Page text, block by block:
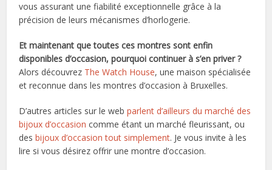
vous assurant une fiabilité exceptionnelle grâce à la
précision de leurs mécanismes d’horlogerie.
Et maintenant que toutes ces montres sont enfin
disponibles d’occasion, pourquoi continuer à s’en priver ?
Alors découvrez The Watch House, une maison spécialisée
et reconnue dans les montres d’occasion à Bruxelles.
D’autres articles sur le webparlent d’ailleurs du marché des
bijoux d’occasion comme étant un marché fleurissant, ou
desbijoux d’occasion tout simplement. Je vous invite à les
lire si vous désirez offrir une montre d’occasion.